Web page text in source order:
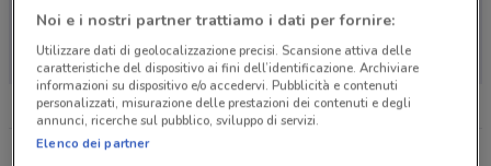
Non ci sono negozi nelle vicinanze
Noi e i nostri partner trattiamo i dati per fornire:
Utilizzare dati di geolocalizzazione precisi. Scansione attiva delle
caratteristiche del dispositivo ai fini dell’identificazione. Archiviare
informazioni su dispositivo e/o accedervi. Pubblicità e contenuti
personalizzati, misurazione delle prestazioni dei contenuti e degli
annunci, ricerche sul pubblico, sviluppo di servizi.
Elenco dei partner